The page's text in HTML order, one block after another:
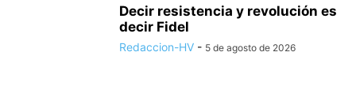
Decir resistencia y revolución es
decir Fidel
Redaccion-HV - 5 de agosto de 2026